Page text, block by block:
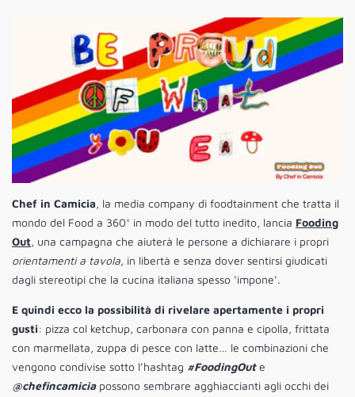
Chef in Camicia, la media company di foodtainment che tratta il
mondo del Food a 360° in modo del tutto inedito, lancia Fooding
Out, una campagna che aiuterà le persone a dichiarare i propri
orientamenti a tavola, in libertà e senza dover sentirsi giudicati
dagli stereotipi che la cucina italiana spesso ‘impone’.
E quindi ecco la possibilità di rivelare apertamente i propri
gusti: pizza col ketchup, carbonara con panna e cipolla, frittata
con marmellata, zuppa di pesce con latte… le combinazioni che
vengono condivise sotto l’hashtag #FoodingOute
@chefincamiciapossono sembrare agghiaccianti agli occhi dei